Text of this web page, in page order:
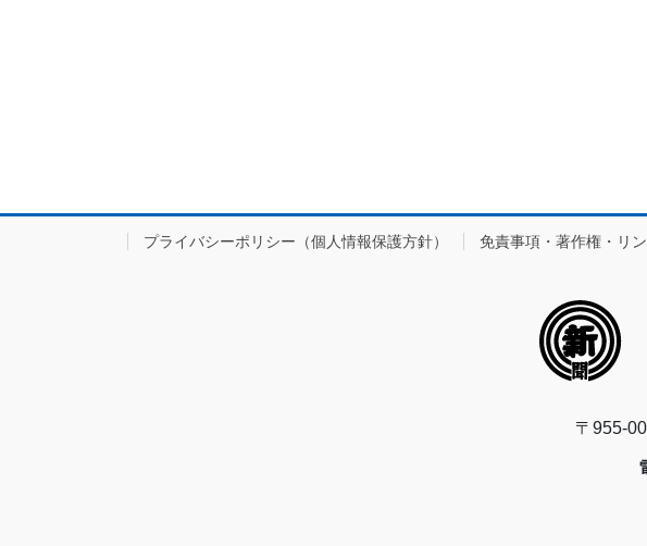
プライバシーポリシー（個人情報保護方針） 免責事項・著作権・リ
〒955-